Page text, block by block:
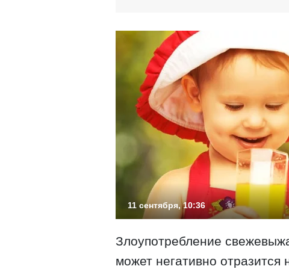
11 сентября, 10:36
Злоупотребление
может негативно отразится